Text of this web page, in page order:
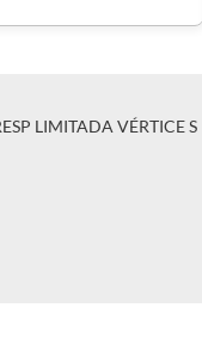
LIMITADA VÉRTICE S